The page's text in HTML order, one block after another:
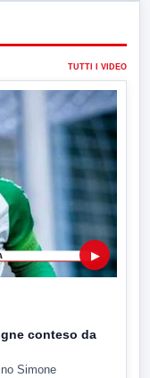
TUTTI I VIDEO
▶
conteso da
Simone